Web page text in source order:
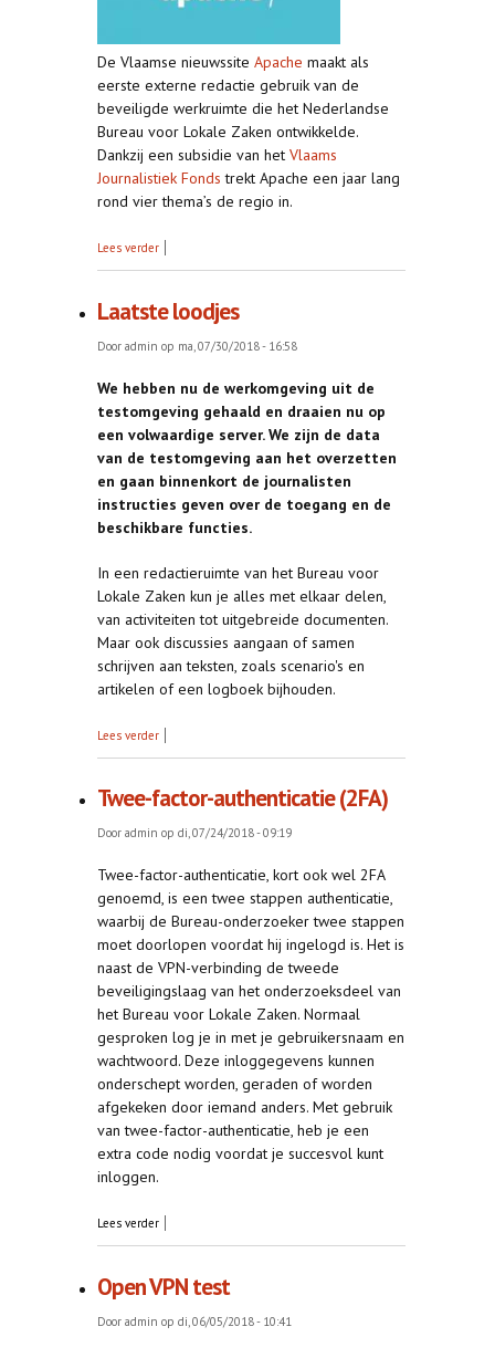
De Vlaamse nieuwssite Apache maakt als
eerste externe redactie gebruik van de
beveiligde werkruimte die het Nederlandse
Bureau voor Lokale Zaken ontwikkelde.
Dankzij een subsidie van het Vlaams
Journalistiek Fonds trekt Apache een jaar lang
rond vier thema’s de regio in.
Lees verder over Apache en BvLZ slaan handen ineen
Laatste loodjes
Door admin op ma, 07/30/2018 - 16:58
We hebben nu de werkomgeving uit de
testomgeving gehaald en draaien nu op
een volwaardige server. We zijn de data
van de testomgeving aan het overzetten
en gaan binnenkort de journalisten
instructies geven over de toegang en de
beschikbare functies.
In een redactieruimte van het Bureau voor
Lokale Zaken kun je alles met elkaar delen,
van activiteiten tot uitgebreide documenten.
Maar ook discussies aangaan of samen
schrijven aan teksten, zoals scenario's en
artikelen of een logboek bijhouden.
Lees verder over Laatste loodjes
Twee-factor-authenticatie (2FA)
Door admin op di, 07/24/2018 - 09:19
Twee-factor-authenticatie, kort ook wel 2FA
genoemd, is een twee stappen authenticatie,
waarbij de Bureau-onderzoeker twee stappen
moet doorlopen voordat hij ingelogd is. Het is
naast de VPN-verbinding de tweede
beveiligingslaag van het onderzoeksdeel van
het Bureau voor Lokale Zaken. Normaal
gesproken log je in met je gebruikersnaam en
wachtwoord. Deze inloggegevens kunnen
onderschept worden, geraden of worden
afgekeken door iemand anders. Met gebruik
van twee-factor-authenticatie, heb je een
extra code nodig voordat je succesvol kunt
inloggen.
Lees verder over Twee-factor-authenticatie (2FA)
Open VPN test
Door admin op di, 06/05/2018 - 10:41